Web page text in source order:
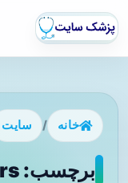
خانه / سایت
برچسب: ACE inhibitors - صفحه 1